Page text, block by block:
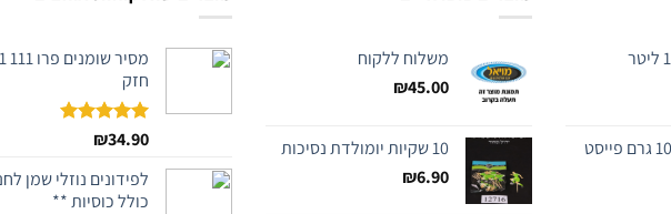
מחית וניל 100 גרם פייסט
משלוח ללקוח
₪45.00
10 שקיות יומולדת נסיכות
₪6.90
חזק
דורג5.00
₪34.90
לפידונים נוזלי שמן
כולל כוסיות **